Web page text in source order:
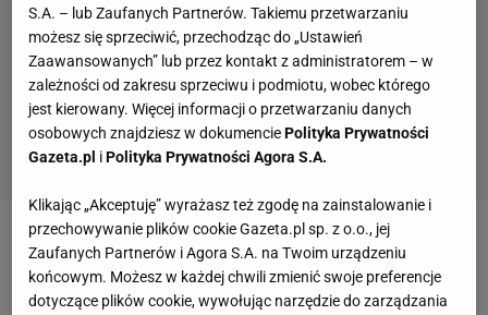
S.A. – lub Zaufanych Partnerów. Takiemu przetwarzaniu
możesz się sprzeciwić, przechodząc do „Ustawień
Zaawansowanych” lub przez kontakt z administratorem – w
zależności od zakresu sprzeciwu i podmiotu, wobec którego
jest kierowany. Więcej informacji o przetwarzaniu danych
osobowych znajdziesz w dokumencie Polityka Prywatności
Gazeta.pl i Polityka Prywatności Agora S.A.
Klikając „Akceptuję” wyrażasz też zgodę na zainstalowanie i
przechowywanie plików cookie Gazeta.pl sp. z o.o., jej
Zaufanych Partnerów i Agora S.A. na Twoim urządzeniu
końcowym. Możesz w każdej chwili zmienić swoje preferencje
dotyczące plików cookie, wywołując narzędzie do zarządzania